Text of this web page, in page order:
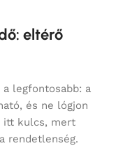
eltérő
legfontosabb: a
és ne lógjon
itt kulcs, mert
rendetlenség.